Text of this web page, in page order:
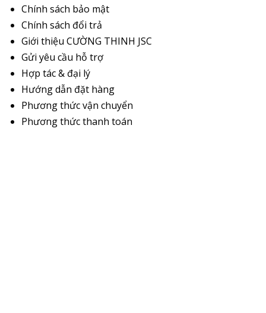
Chính sách bảo mật
Chính sách đổi trả
Giới thiệu CƯỜNG THINH JSC
Gửi yêu cầu hỗ trợ
Hợp tác & đại lý
Hướng dẫn đặt hàng
Phương thức vận chuyển
Phương thức thanh toán